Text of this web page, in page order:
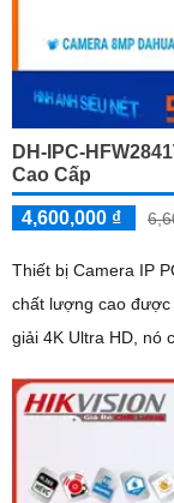
DH-IPC-
Cao Cấp
4,600,000 ₫
Thiết bị Camera IP
chất lượng cao được sản
giải 4K Ultra HD, nó